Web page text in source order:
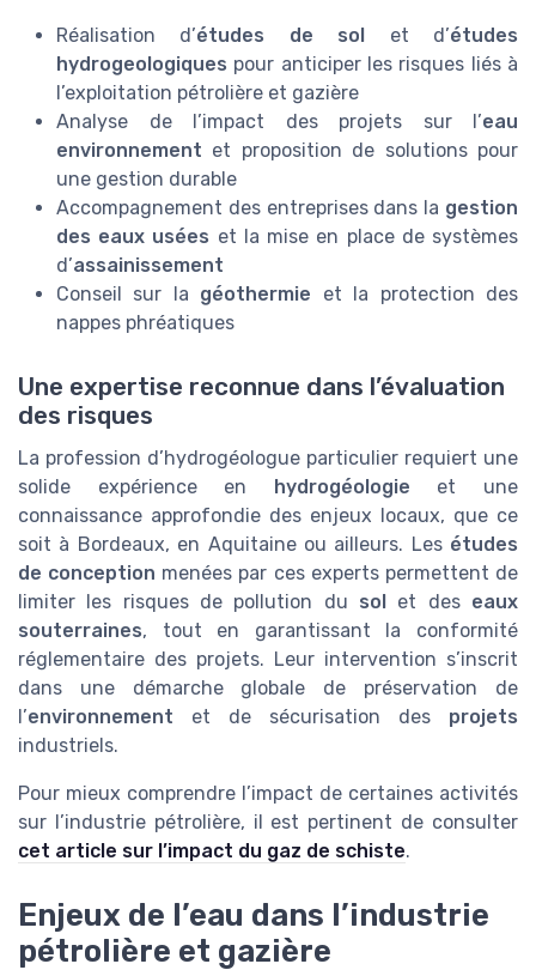
Réalisation d’études de sol et d’études
hydrogeologiques pour anticiper les risques liés à
l’exploitation pétrolière et gazière
Analyse de l’impact des projets sur l’eau
environnement et proposition de solutions pour
une gestion durable
Accompagnement des entreprises dans la gestion
des eaux usées et la mise en place de systèmes
d’assainissement
Conseil sur la géothermie et la protection des
nappes phréatiques
Une expertise reconnue dans l’évaluation
des risques
La profession d’hydrogéologue particulier requiert une
solide expérience en hydrogéologie et une
connaissance approfondie des enjeux locaux, que ce
soit à Bordeaux, en Aquitaine ou ailleurs. Les études
de conception menées par ces experts permettent de
limiter les risques de pollution du sol et des eaux
souterraines, tout en garantissant la conformité
réglementaire des projets. Leur intervention s’inscrit
dans une démarche globale de préservation de
l’environnement et de sécurisation des projets
industriels.
Pour mieux comprendre l’impact de certaines activités
sur l’industrie pétrolière, il est pertinent de consulter
cet article sur l’impact du gaz de schiste.
Enjeux de l’eau dans l’industrie
pétrolière et gazière